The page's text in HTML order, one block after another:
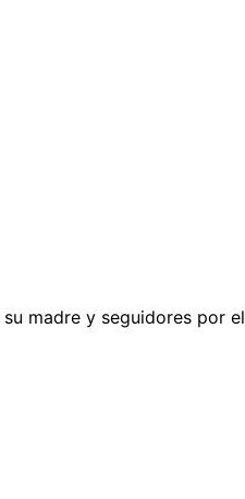
madre y seguidores por el